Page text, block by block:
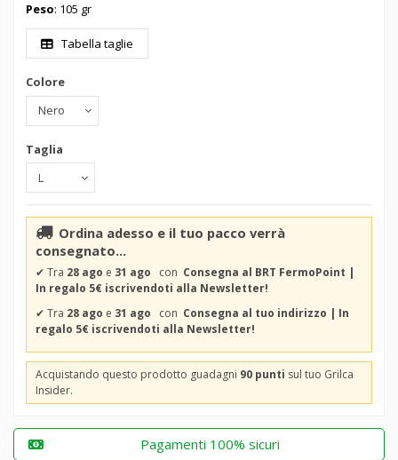
Peso: 105 gr
Tabella taglie
Colore
Taglia
Ordina adesso e il tuo pacco verrà
consegnato...
✔ Tra 28 ago e 31 ago con Consegna al BRT FermoPoint |
In regalo 5€ iscrivendoti alla Newsletter!
✔ Tra 28 ago e 31 ago con Consegna al tuo indirizzo | In
regalo 5€ iscrivendoti alla Newsletter!
Acquistando questo prodotto guadagni 90 punti sul tuo Grilca
Insider.
Pagamenti 100% sicuri